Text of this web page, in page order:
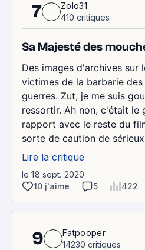
7
Zolo31
410 critiques
Sa Majesté des
Des images d'archives sur
victimes de la barbarie
guerres. Zut, je me suis
ressortir. Ah non, c'était le
rapport avec le reste du
sorte de caution de
Lire la critique
le 18 sept. 2020
10 j'aime
5 422
9
Fatpooper
14230 critiques